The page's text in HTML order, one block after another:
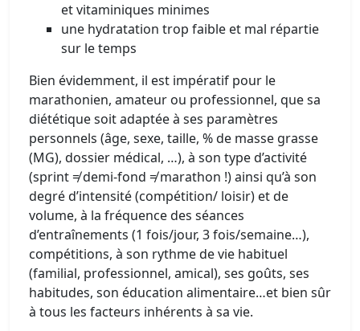
et vitaminiques minimes
une hydratation trop faible et mal répartie
sur le temps
Bien évidemment, il est impératif pour le
marathonien, amateur ou professionnel, que sa
diététique soit adaptée à ses paramètres
personnels (âge, sexe, taille, % de masse grasse
(MG), dossier médical, …), à son type d’activité
(sprint ≠ demi-fond ≠ marathon !) ainsi qu’à son
degré d’intensité (compétition/ loisir) et de
volume, à la fréquence des séances
d’entraînements (1 fois/jour, 3 fois/semaine…),
compétitions, à son rythme de vie habituel
(familial, professionnel, amical), ses goûts, ses
habitudes, son éducation alimentaire…et bien sûr
à tous les facteurs inhérents à sa vie.